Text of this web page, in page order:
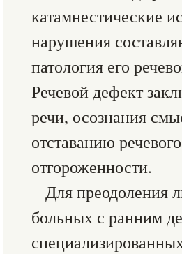
катамнестические
нарушения
патология его
Речевой дефект
речи, осознания
отставанию
отгороженности.
Для преодоления
больных с ранним